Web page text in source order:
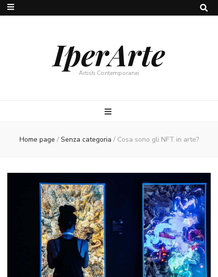
IperArte
Artisti Contemporanei
Home page / Senza categoria / Cosa sono gli NFT in arte?